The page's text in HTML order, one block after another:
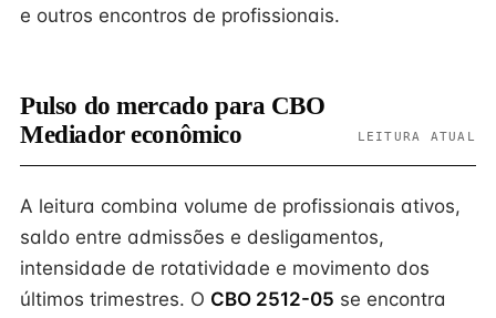
e outros encontros de profissionais.
Pulso do mercado para CBO
Mediador econômico
LEITURA ATUAL
A leitura combina volume de profissionais ativos,
saldo entre admissões e desligamentos,
intensidade de rotatividade e movimento dos
últimos trimestres. O CBO 2512-05 se encontra